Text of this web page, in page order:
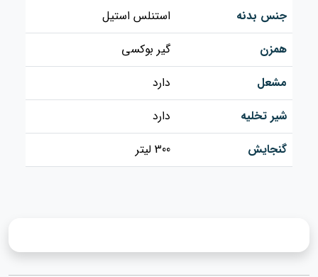
جنس بدنه
استنلس استیل
همزن
گیر بوکسی
مشعل
دارد
شیر تخلیه
دارد
گنجایش
300 لیتر